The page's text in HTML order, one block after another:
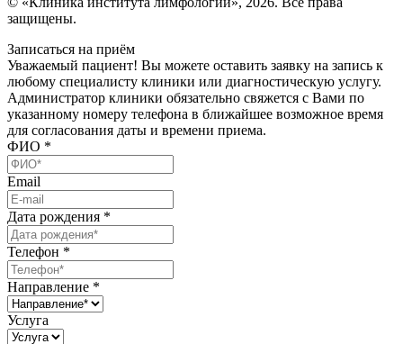
защищены.
Записаться на приём
Уважаемый пациент! Вы можете оставить заявку на запись к
любому специалисту клиники или диагностическую услугу.
Администратор клиники обязательно свяжется с Вами по
указанному номеру телефона в ближайшее возможное время
для согласования даты и времени приема.
ФИО *
Email
Дата рождения *
Телефон *
Направление *
Услуга